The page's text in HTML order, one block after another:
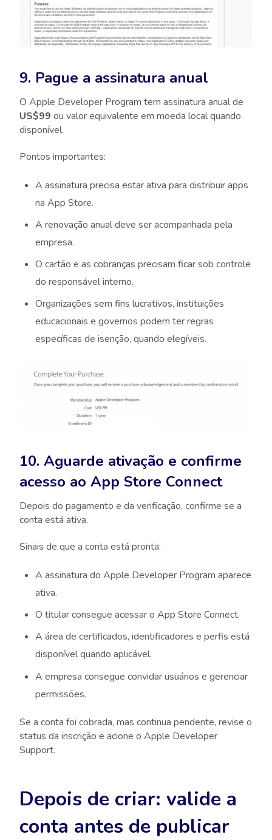
9. Pague a assinatura anual
O Apple Developer Program tem assinatura anual de
US$99 ou valor equivalente em moeda local quando
disponível.
Pontos importantes:
A assinatura precisa estar ativa para distribuir apps
na App Store.
A renovação anual deve ser acompanhada pela
empresa.
O cartão e as cobranças precisam ficar sob controle
do responsável interno.
Organizações sem fins lucrativos, instituições
educacionais e governos podem ter regras
específicas de isenção, quando elegíveis.
10. Aguarde ativação e confirme
acesso ao App Store Connect
Depois do pagamento e da verificação, confirme se a
conta está ativa.
Sinais de que a conta está pronta:
A assinatura do Apple Developer Program aparece
ativa.
O titular consegue acessar o App Store Connect.
A área de certificados, identificadores e perfis está
disponível quando aplicável.
A empresa consegue convidar usuários e gerenciar
permissões.
Se a conta foi cobrada, mas continua pendente, revise o
status da inscrição e acione o Apple Developer
Support.
Depois de criar: valide a
conta antes de publicar